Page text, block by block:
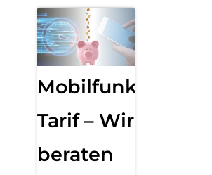
Mobilfunk
Tarif – Wir
beraten